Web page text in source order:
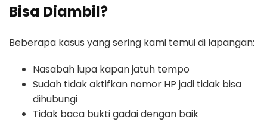
Bisa Diambil?
Beberapa kasus yang sering kami temui di lapangan:
Nasabah lupa kapan jatuh tempo
Sudah tidak aktifkan nomor HP jadi tidak bisa
dihubungi
Tidak baca bukti gadai dengan baik